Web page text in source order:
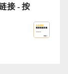
接 - 按